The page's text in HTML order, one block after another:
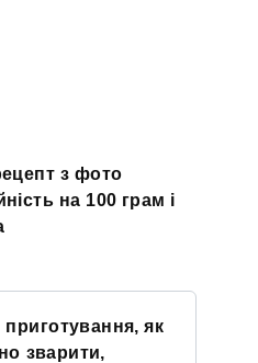
з фото
на 100 грам і
як
зварити,